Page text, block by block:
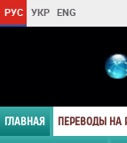
РУС УКР ENG
ГЛАВНАЯ ПЕРЕВОДЫ НА